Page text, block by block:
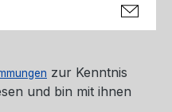
zur Kenntnis
und bin mit ihnen